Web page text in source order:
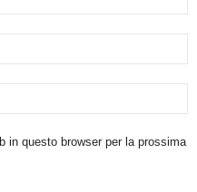
in questo browser per la prossima